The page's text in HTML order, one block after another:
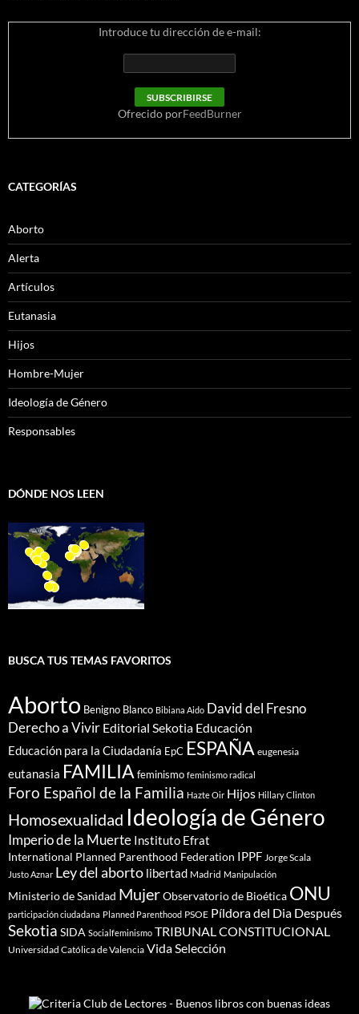
Introduce tu dirección de e-mail:
Ofrecido porFeedBurner
CATEGORÍAS
Aborto
Alerta
Artículos
Eutanasia
Hijos
Hombre-Mujer
Ideología de Género
Responsables
DÓNDE NOS LEEN
BUSCA TUS TEMAS FAVORITOS
Aborto Benigno Blanco Bibiana Aido David del Fresno
Derecho a Vivir Editorial Sekotia Educación
Educación para la Ciudadanía EpC ESPAÑA eugenesia
eutanasia FAMILIA feminismo feminismo radical
Foro Español de la Familia Hazte Oir Hijos Hillary Clinton
Homosexualidad Ideología de Género
Imperio de la Muerte Instituto Efrat
International Planned Parenthood Federation IPPF Jorge Scala
Justo Aznar Ley del aborto libertad Madrid Manipulación
Ministerio de Sanidad MujerObservatorio de Bioética ONU
participación ciudadana Planned Parenthood PSOE Píldora del Dia Después
Sekotia SIDA Socialfeminismo TRIBUNAL CONSTITUCIONAL
Universidad Católica de Valencia Vida Selección